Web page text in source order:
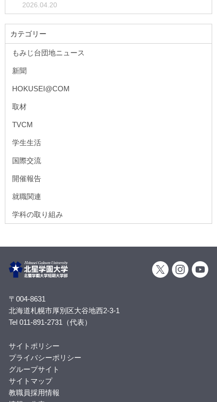
2026.04.20
カテゴリー
もみじ台団地ニュース
新聞
HOKUSEI@COM
取材
TVCM
学生生活
国際交流
開催報告
就職関連
学科の取り組み
〒004-8631
北海道札幌市厚別区大谷地西2-3-1
Tel 011-891-2731（代表）
サイトポリシー
プライバシーポリシー
グループサイト
サイトマップ
教職員採用情報